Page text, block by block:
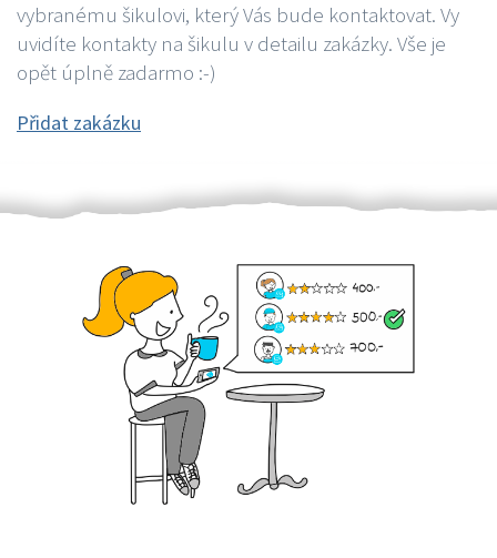
vybranému šikulovi, který Vás bude kontaktovat. Vy
uvidíte kontakty na šikulu v detailu zakázky. Vše je
opět úplně zadarmo :-)
Přidat zakázku